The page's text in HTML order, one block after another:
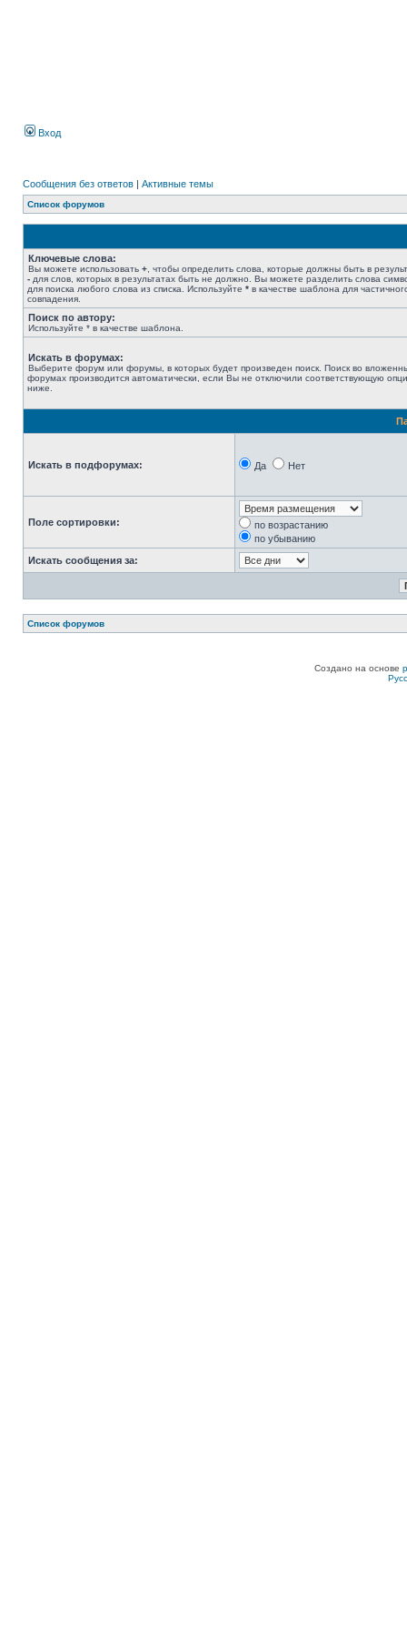
Вход
Сообщения без ответов | Активные темы
Список форумов
Ключевые слова:
Вы можете использовать + , чтобы определить слова, которые должны быть в
- для слов, которых в результатах быть не должно. Вы можете разделить слова
для поиска любого слова из списка. Используйте * в качестве шаблона для
совпадения.
Поиск по автору:
Используйте * в качестве шаблона.
Искать в форумах:
Выберите форум или форумы, в которых будет произведен поиск. Поиск во
форумах производится автоматически, если Вы не отключили соответствующую
ниже.
Искать в подфорумах: Да Нет
Поле сортировки:
по возрастанию
по убыванию
Искать сообщения за:
Список форумов
Создано на основе